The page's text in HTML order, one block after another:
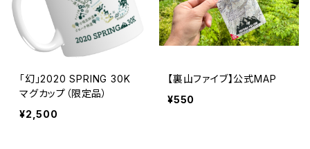
「幻」2020 SPRING 30K
マグカップ（限定品）
¥2,500
【裏山ファイブ】公式MAP
¥550